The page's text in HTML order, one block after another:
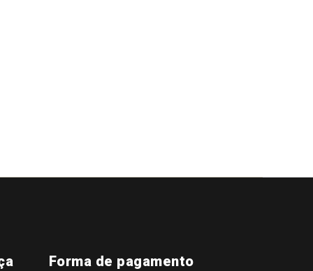
Forma de pagamento